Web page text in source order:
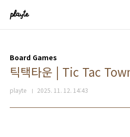
Board Games
틱택타운 | Tic Tac
playte 2025. 11. 12. 14:43